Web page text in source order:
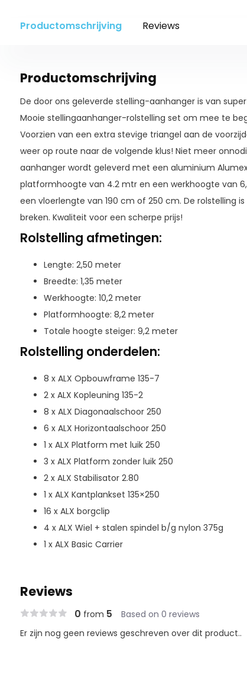
Productomschrijving Reviews
Productomschrijving
De door ons geleverde stelling-aanhanger is van
Mooie stellingaanhanger-rolstelling set om mee te
Voorzien van een extra stevige triangel aan de
weer op route naar de volgende klus! Niet meer
aanhanger wordt geleverd met een aluminium
platformhoogte van 4.2 mtr en een werkhoogte van
een vloerlengte van 190 cm of 250 cm. De rolstelling
breken. Kwaliteit voor een scherpe prijs!
Rolstelling afmetingen:
Lengte: 2,50 meter
Breedte: 1,35 meter
Werkhoogte: 10,2 meter
Platformhoogte: 8,2 meter
Totale hoogte steiger: 9,2 meter
Rolstelling onderdelen:
8 x ALX Opbouwframe 135-7
2 x ALX Kopleuning 135-2
8 x ALX Diagonaalschoor 250
6 x ALX Horizontaalschoor 250
1 x ALX Platform met luik 250
3 x ALX Platform zonder luik 250
2 x ALX Stabilisator 2.80
1 x ALX Kantplankset 135×250
16 x ALX borgclip
4 x ALX Wiel + stalen spindel b/g nylon 375g
1 x ALX Basic Carrier
Reviews
0 from 5 Based on 0 reviews
Er zijn nog geen reviews geschreven over dit product..